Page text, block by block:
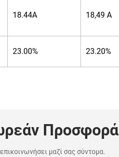
18.44A 18,49 A
23.00% 23.20%
Προσφορά
μαζί σας σύντομα.